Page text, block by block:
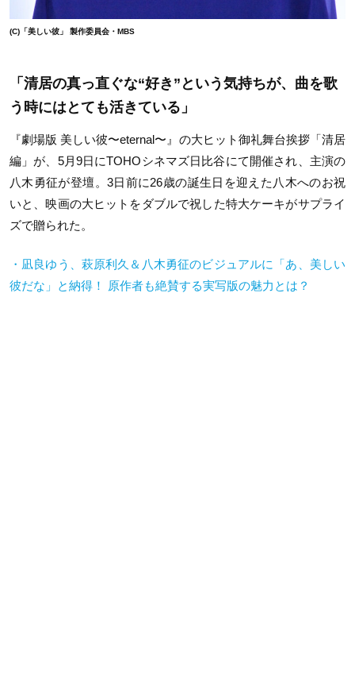
(C)「美しい彼」 製作委員会・MBS
「清居の真っ直ぐな“好き”という気持ちが、曲を歌
う時にはとても活きている」
『劇場版 美しい彼〜eternal〜』の大ヒット御礼舞台挨拶「清居
編」が、5月9日にTOHOシネマズ日比谷にて開催され、主演の
八木勇征が登壇。3日前に26歳の誕生日を迎えた八木へのお祝
いと、映画の大ヒットをダブルで祝した特大ケーキがサプライ
ズで贈られた。
・凪良ゆう、萩原利久＆八木勇征のビジュアルに「あ、美しい
彼だな」と納得！ 原作者も絶賛する実写版の魅力とは？